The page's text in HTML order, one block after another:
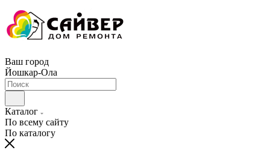
Ваш город
Йошкар-Ола
Каталог
По всему сайту
По каталогу